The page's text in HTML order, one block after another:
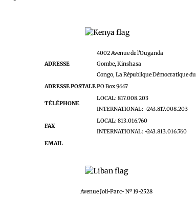
Kenya: l'Ambassade
ADRESSE
4002 Avenue de l'Ouganda
Gombe, Kinshasa
Congo, La République Démocratique du
ADRESSE POSTALEPO Box 9667
TÉLÉPHONE
LOCAL: 817.008.203
INTERNATIONAL: +243.817.008.203
FAX
LOCAL: 813.016.760
INTERNATIONAL: +243.813.016.760
EMAIL
Liban: l'Ambassade
Avenue Joli-Parc- Nº 19-2528